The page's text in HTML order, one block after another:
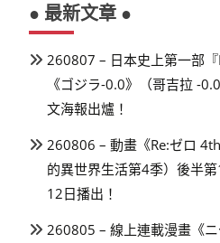
● 最新文章 ●
260807 – 日本史上第一部
《ゴジラ-0.0》（哥吉拉 -
文海報出爐！
260806 – 動畫《Re:ゼロ
的異世界生活第4季）後半
12日播出！
260805 – 線上連載漫畫《